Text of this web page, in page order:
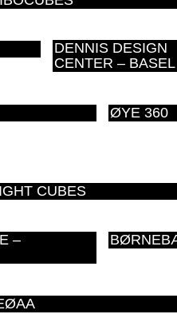
DENNIS DESIGN
CENTER – BASEL
ØYE 360
CUBES
–